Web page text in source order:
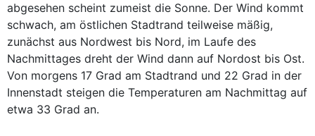
abgesehen scheint zumeist die Sonne. Der Wind kommt
schwach, am östlichen Stadtrand teilweise mäßig,
zunächst aus Nordwest bis Nord, im Laufe des
Nachmittages dreht der Wind dann auf Nordost bis Ost.
Von morgens 17 Grad am Stadtrand und 22 Grad in der
Innenstadt steigen die Temperaturen am Nachmittag auf
etwa 33 Grad an.